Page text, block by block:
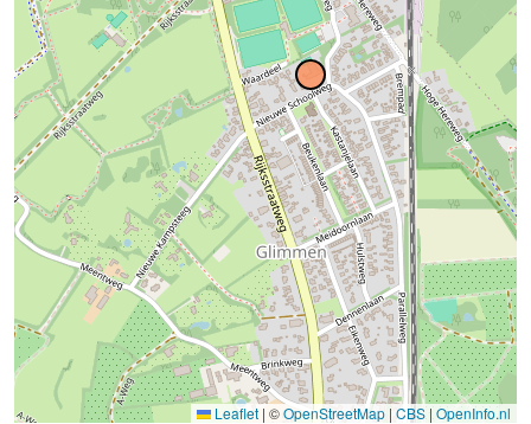
Leaflet | ©OpenStreetMap | CBS | OpenInfo.nl